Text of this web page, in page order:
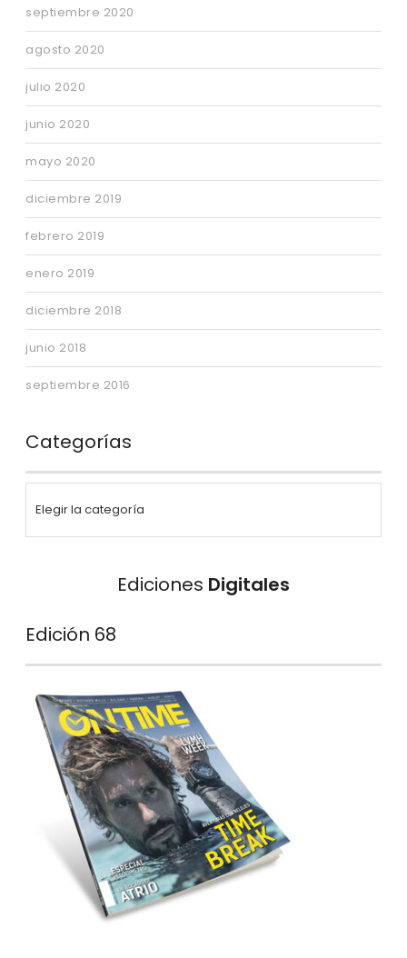
septiembre 2020
agosto 2020
julio 2020
junio 2020
mayo 2020
diciembre 2019
febrero 2019
enero 2019
diciembre 2018
junio 2018
septiembre 2016
Categorías
Ediciones Digitales
Edición 68